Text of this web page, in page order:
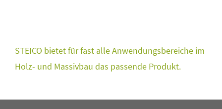
STEICO bietet für fast alle Anwendungsbereiche im
Holz- und Massivbau das passende Produkt.